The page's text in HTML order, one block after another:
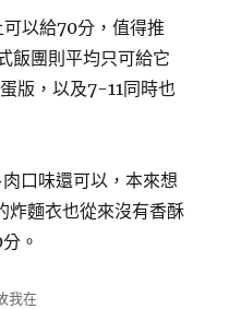
以給70分，值得推
飯團則平均只可給它
版，以及7-11同時也
口味還可以，本來想
炸麵衣也從來沒有香酥
。
我在